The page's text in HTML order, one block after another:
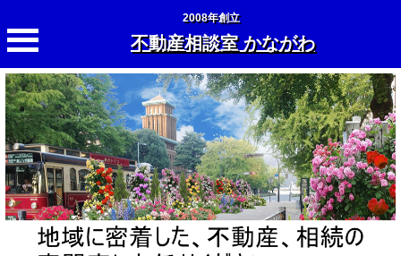
2008年創立
不動産相談室 かながわ